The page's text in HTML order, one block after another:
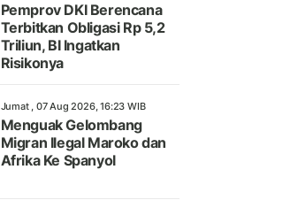
Pemprov DKI Berencana
Terbitkan Obligasi Rp 5,2
Triliun, BI Ingatkan
Risikonya
Jumat , 07 Aug 2026, 16:23 WIB
Menguak Gelombang
Migran Ilegal Maroko dan
Afrika Ke Spanyol